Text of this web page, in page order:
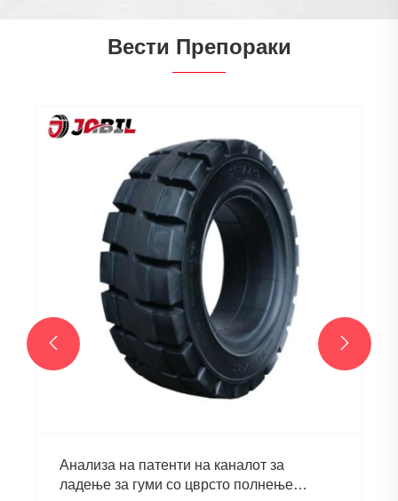
Вести Препораки
Анализа на патенти на каналот за
ладење за гуми со цврсто полнење
 